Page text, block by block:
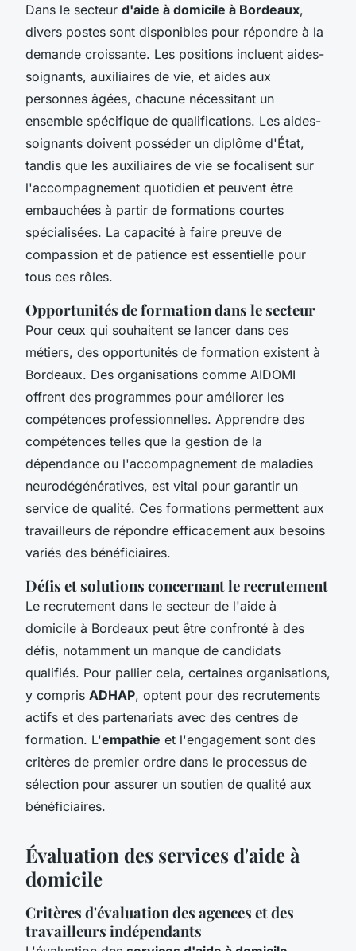
Dans le secteur d'aide à domicile à Bordeaux,
divers postes sont disponibles pour répondre à la
demande croissante. Les positions incluent aides-
soignants, auxiliaires de vie, et aides aux
personnes âgées, chacune nécessitant un
ensemble spécifique de qualifications. Les aides-
soignants doivent posséder un diplôme d'État,
tandis que les auxiliaires de vie se focalisent sur
l'accompagnement quotidien et peuvent être
embauchées à partir de formations courtes
spécialisées. La capacité à faire preuve de
compassion et de patience est essentielle pour
tous ces rôles.
Opportunités de formation dans le secteur
Pour ceux qui souhaitent se lancer dans ces
métiers, des opportunités de formation existent à
Bordeaux. Des organisations comme AIDOMI
offrent des programmes pour améliorer les
compétences professionnelles. Apprendre des
compétences telles que la gestion de la
dépendance ou l'accompagnement de maladies
neurodégénératives, est vital pour garantir un
service de qualité. Ces formations permettent aux
travailleurs de répondre efficacement aux besoins
variés des bénéficiaires.
Défis et solutions concernant le recrutement
Le recrutement dans le secteur de l'aide à
domicile à Bordeaux peut être confronté à des
défis, notamment un manque de candidats
qualifiés. Pour pallier cela, certaines organisations,
y compris ADHAP, optent pour des recrutements
actifs et des partenariats avec des centres de
formation. L'empathie et l'engagement sont des
critères de premier ordre dans le processus de
sélection pour assurer un soutien de qualité aux
bénéficiaires.
Évaluation des services d'aide à
domicile
Critères d'évaluation des agences et des
travailleurs indépendants